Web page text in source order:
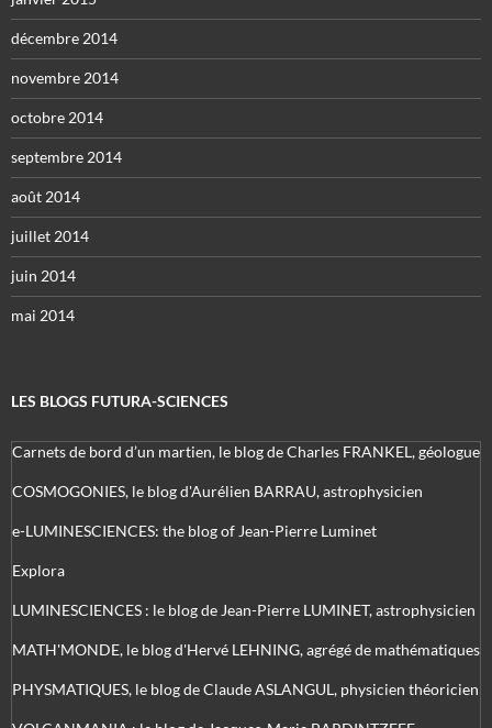
décembre 2014
novembre 2014
octobre 2014
septembre 2014
août 2014
juillet 2014
juin 2014
mai 2014
LES BLOGS FUTURA-SCIENCES
Carnets de bord d’un martien, le blog de Charles FRANKEL, géologue
COSMOGONIES, le blog d'Aurélien BARRAU, astrophysicien
e-LUMINESCIENCES: the blog of Jean-Pierre Luminet
Explora
LUMINESCIENCES : le blog de Jean-Pierre LUMINET, astrophysicien
MATH'MONDE, le blog d'Hervé LEHNING, agrégé de mathématiques
PHYSMATIQUES, le blog de Claude ASLANGUL, physicien théoricien